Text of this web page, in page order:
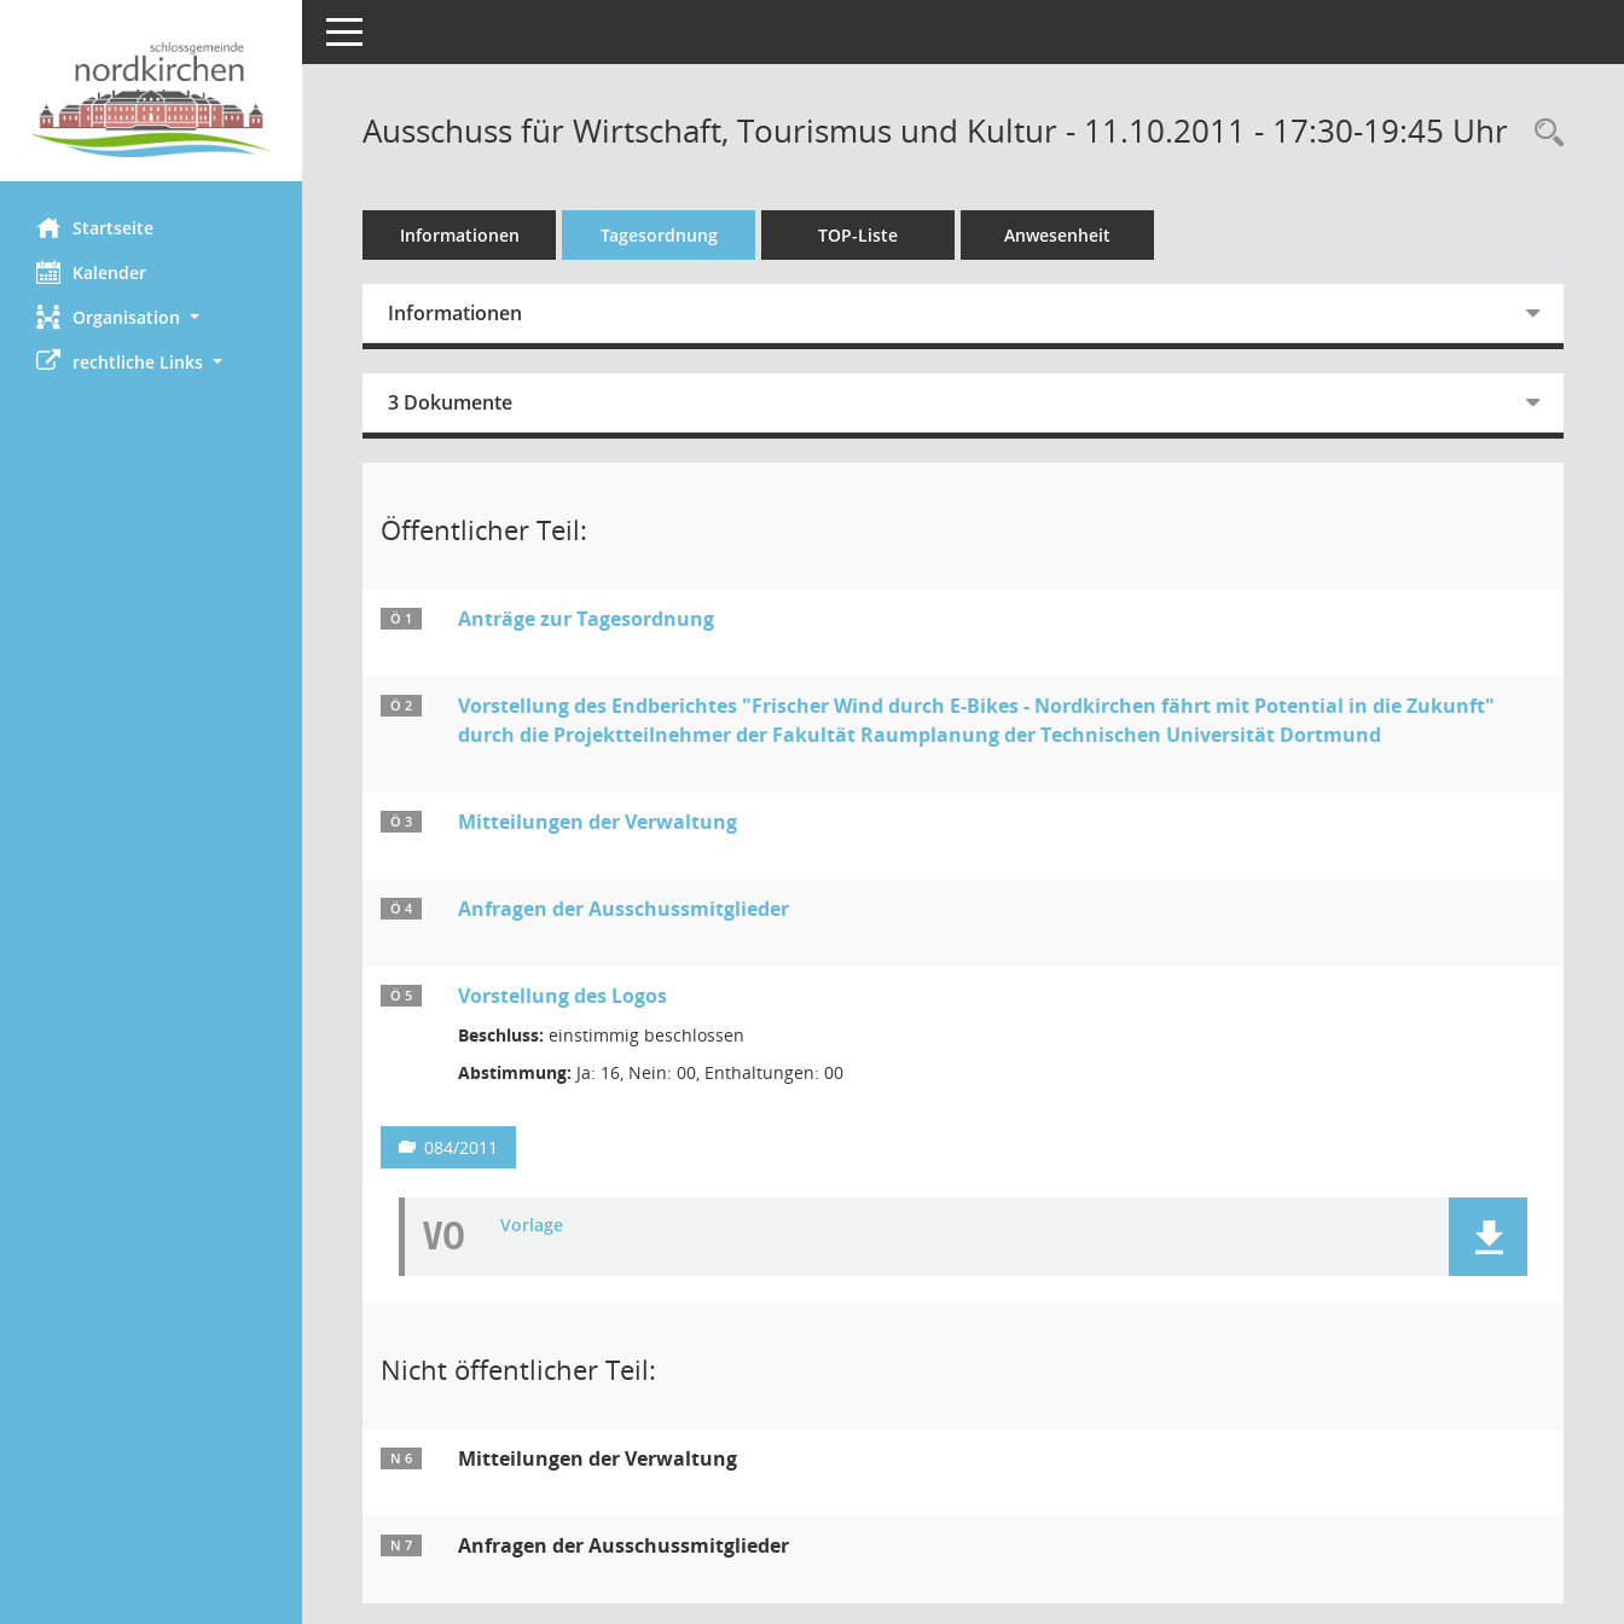
Startseite
Kalender
Organisation
rechtliche Links
Toggle navigation
Ausschuss für Wirtschaft, Tourismus und Kultur - 11.10.2011 - 17:30-19:45 Uhr
Informationen Tagesordnung TOP-Liste Anwesenheit
Informationen
3 Dokumente
Öffentlicher Teil:
Ö 1 Anträge zur Tagesordnung
Ö 2
Vorstellung des Endberichtes "Frischer Wind durch E-Bikes - Nordkirchen fährt mit Potential in die Zukunft"
durch die Projektteilnehmer der Fakultät Raumplanung der Technischen Universität Dortmund
Ö 3 Mitteilungen der Verwaltung
Ö 4 Anfragen der Ausschussmitglieder
Ö 5 Vorstellung des Logos
Beschluss: einstimmig beschlossen
Abstimmung: Ja: 16, Nein: 00, Enthaltungen: 00
084/2011
VO Vorlage
Nicht öffentlicher Teil:
N 6 Mitteilungen der Verwaltung
N 7 Anfragen der Ausschussmitglieder